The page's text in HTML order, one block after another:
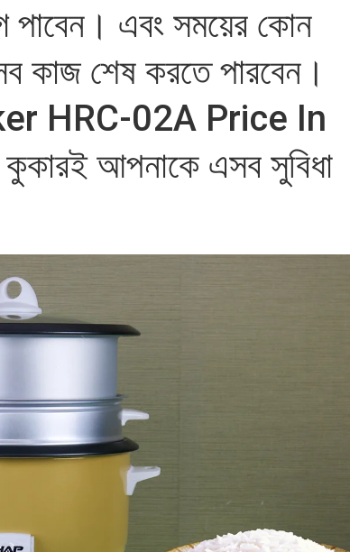
পাবেন। এবং সময়ের কোন
সব কাজ শেষ করতে পারবেন।
HRC-02A Price In
আপনাকে এসব সুবিধা